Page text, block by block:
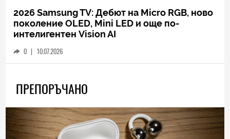
2026 Samsung TV: Дебют на Micro RGB, ново
поколение OLED, Mini LED и още по-
интелигентен Vision AI
0 | 10.07.2026
ПРЕПОРЪЧАНО